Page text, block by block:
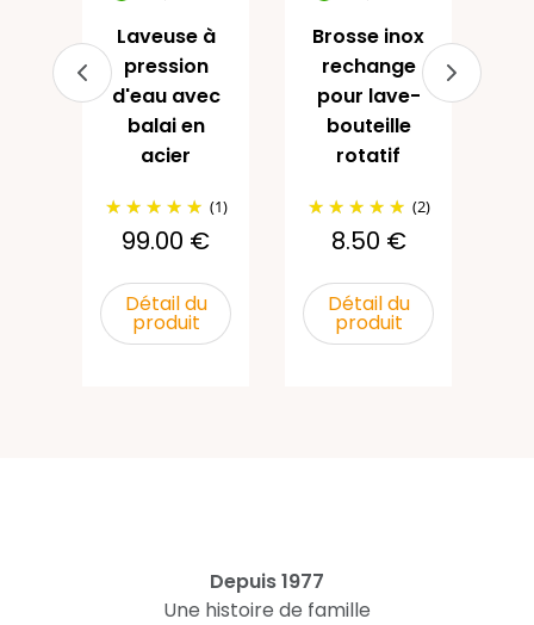
Laveuse à
pression
d'eau avec
balai en
acier
(1)
99.00 €
Détail du
produit
Brosse inox
rechange
pour lave-
bouteille
rotatif
(2)
8.50 €
Détail du
produit
Depuis 1977
Une histoire de famille